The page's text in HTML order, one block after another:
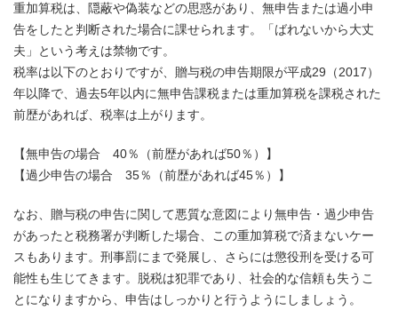
重加算税は、隠蔽や偽装などの思惑があり、無申告または過小申
告をしたと判断された場合に課せられます。「ばれないから大丈
夫」という考えは禁物です。
税率は以下のとおりですが、贈与税の申告期限が平成29（2017）
年以降で、過去5年以内に無申告課税または重加算税を課税された
前歴があれば、税率は上がります。
【無申告の場合 40％（前歴があれば50％）】
【過少申告の場合 35％（前歴があれば45％）】
なお、贈与税の申告に関して悪質な意図により無申告・過少申告
があったと税務署が判断した場合、この重加算税で済まないケー
スもあります。刑事罰にまで発展し、さらには懲役刑を受ける可
能性も生じてきます。脱税は犯罪であり、社会的な信頼も失うこ
とになりますから、申告はしっかりと行うようにしましょう。